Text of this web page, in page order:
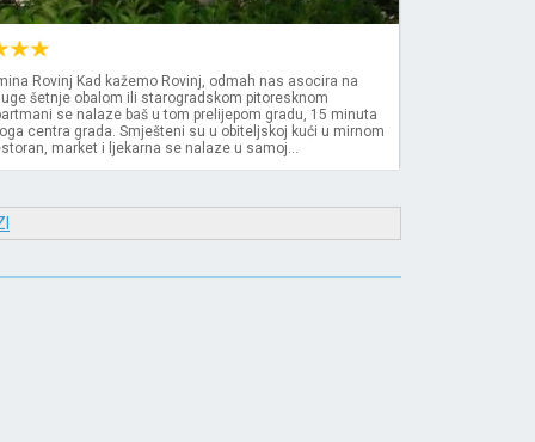
Rovinj Kad kažemo Rovinj, odmah nas asocira na
šetnje obalom ili starogradskom pitoresknom
se nalaze baš u tom prelijepom gradu, 15 minuta
centra grada. Smješteni su u obiteljskoj kući u mirnom
market i ljekarna se nalaze u samoj...